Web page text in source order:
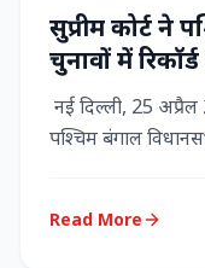
सुप्रीम कोर्ट ने
चुनावों में
नागरिक शक्ति
नई दिल्ली, 25 अप्रैल
पश्चिम बंगाल
Read More